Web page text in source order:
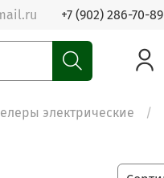
+7 (902) 286-70-89
электрические